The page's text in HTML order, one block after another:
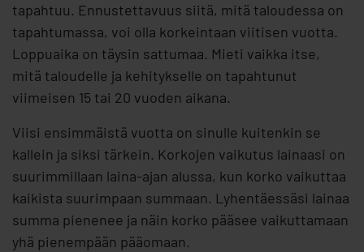
tapahtuu. Ennustettavuus siitä, mitä taloudessa on
tapahtumassa, voi olla korkeintaan viitisen vuotta.
Loppuaika on täysin sattumaa. Mieti vaikka itse,
mitä taloudelle ja kehitykselle on tapahtunut
viimeisen 15 tai 20 vuoden aikana.
Viisi ensimmäistä vuotta on sinulle kuitenkin se
kallein ja siksi tärkein. Korkojen vaikutus lainaasi on
suurimmillaan laina-ajan alussa, kun korko vaikuttaa
kaikista suurimpaan summaan. Lyhentäessäsi lainaa
summa pienenee ja näin korko pääsee vaikuttamaan
yhä pienempään pääomaan.